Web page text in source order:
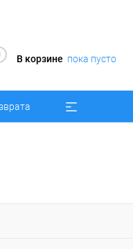
В корзине пока пусто